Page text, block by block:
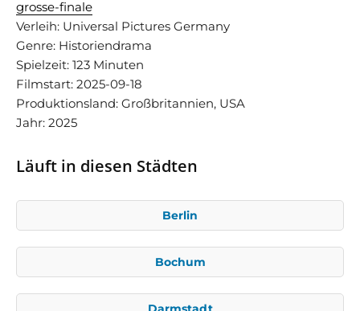
grosse-finale
Verleih: Universal Pictures Germany
Genre: Historiendrama
Spielzeit: 123 Minuten
Filmstart: 2025-09-18
Produktionsland: Großbritannien, USA
Jahr: 2025
Läuft in diesen Städten
Berlin
Bochum